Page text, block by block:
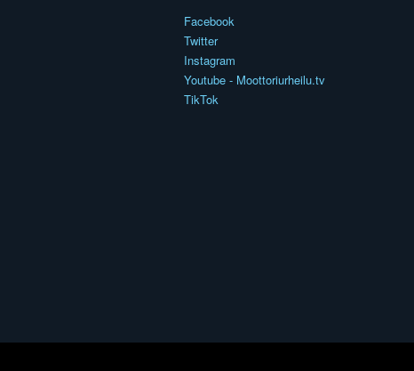
Facebook
Twitter
Instagram
Youtube - Moottoriurheilu.tv
TikTok